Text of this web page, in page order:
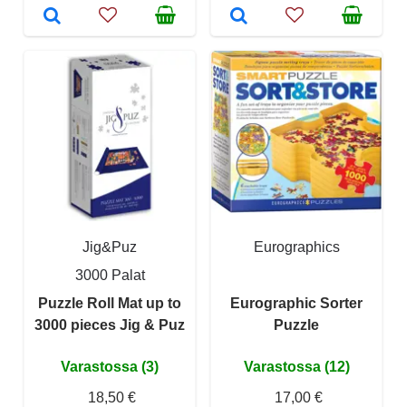
Jig&Puz
3000 Palat
Puzzle Roll Mat up to
3000 pieces Jig & Puz
Varastossa (3)
18,50 €
Eurographics
Eurographic Sorter
Puzzle
Varastossa (12)
17,00 €